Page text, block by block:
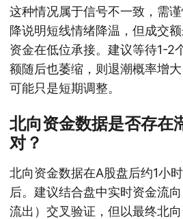
这种情况属于信号不一致，需
降说明短线情绪降温，但成交
资金在低位承接。建议等待1-2
额随后也萎缩，则退潮概率增
可能只是短期调整。
北向资金数据是否存在
对？
北向资金数据在A股盘后约1小
后。建议结合盘中实时资金流
流出）交叉验证，但以最终北